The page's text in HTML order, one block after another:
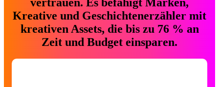
Kreative und Geschichtenerzähler mit
kreativen Assets, die bis zu 76 % an
Zeit und Budget einsparen.